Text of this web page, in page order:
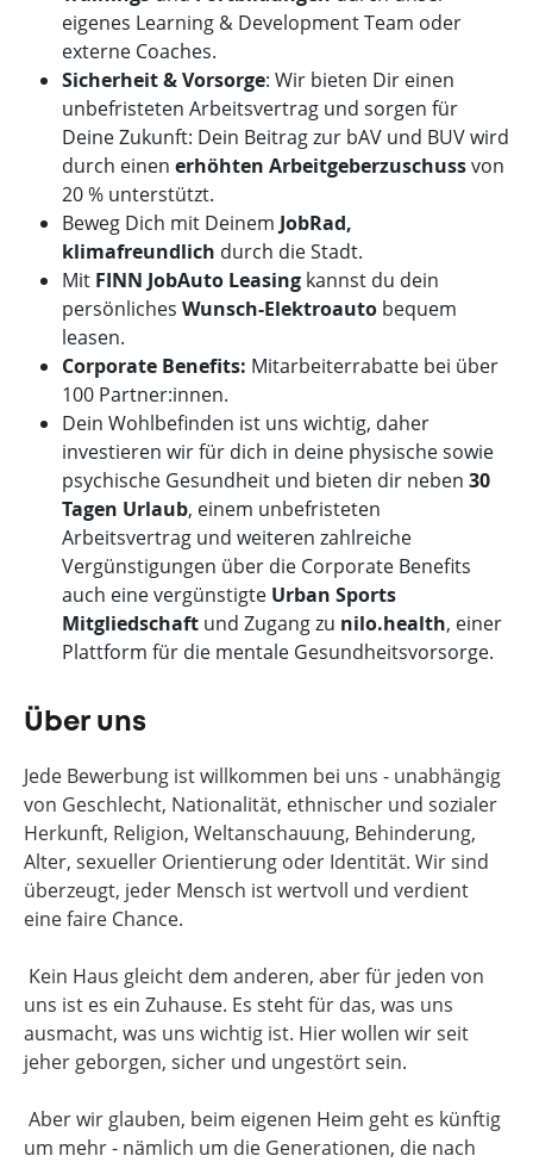
eigenes Learning & Development Team oder
externe Coaches.
Sicherheit & Vorsorge: Wir bieten Dir einen
unbefristeten Arbeitsvertrag und sorgen für
Deine Zukunft: Dein Beitrag zur bAV und BUV wird
durch einen erhöhten Arbeitgeberzuschussvon
20 % unterstützt.
Beweg Dich mit Deinem JobRad,
klimafreundlich durch die Stadt.
Mit FINN JobAuto Leasing kannst du dein
persönliches Wunsch-Elektroauto bequem
leasen.
Corporate Benefits: Mitarbeiterrabatte bei über
100 Partner:innen.
Dein Wohlbefinden ist uns wichtig, daher
investieren wir für dich in deine physische sowie
psychische Gesundheit und bieten dir neben 30
Tagen Urlaub, einem unbefristeten
Arbeitsvertrag und weiteren zahlreiche
Vergünstigungen über die Corporate Benefits
auch eine vergünstigte Urban Sports
Mitgliedschaft und Zugang zu nilo.health, einer
Plattform für die mentale Gesundheitsvorsorge.
Über uns
Jede Bewerbung ist willkommen bei uns - unabhängig
von Geschlecht, Nationalität, ethnischer und sozialer
Herkunft, Religion, Weltanschauung, Behinderung,
Alter, sexueller Orientierung oder Identität. Wir sind
überzeugt, jeder Mensch ist wertvoll und verdient
eine faire Chance.
Kein Haus gleicht dem anderen, aber für jeden von
uns ist es ein Zuhause. Es steht für das, was uns
ausmacht, was uns wichtig ist. Hier wollen wir seit
jeher geborgen, sicher und ungestört sein.
Aber wir glauben, beim eigenen Heim geht es künftig
um mehr - nämlich um die Generationen, die nach